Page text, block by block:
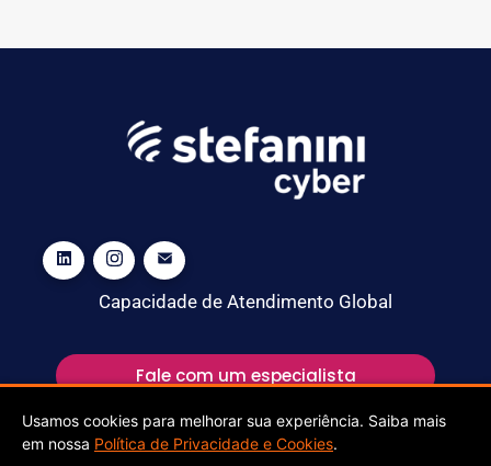
Capacidade de Atendimento Global
Fale com um especialista
Usamos cookies para melhorar sua experiência. Saiba mais
em nossa Política de Privacidade e Cookies.